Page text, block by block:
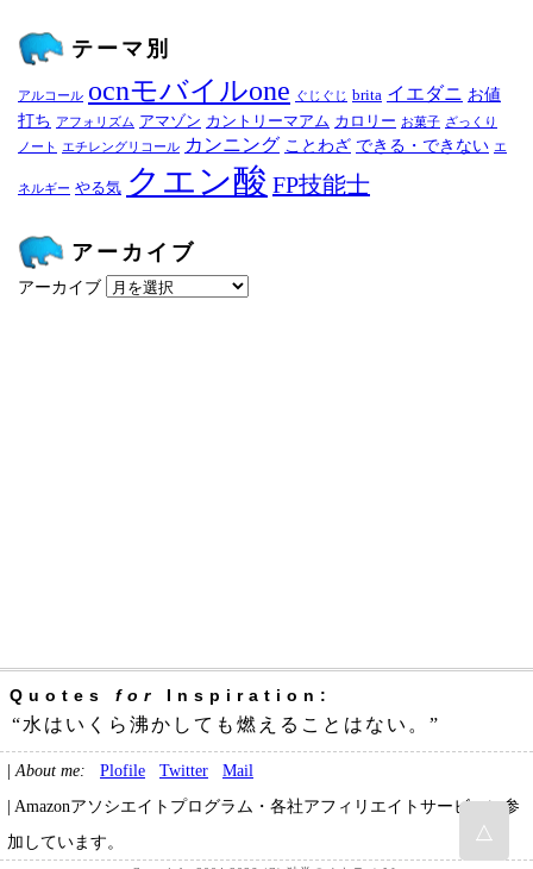
テーマ別
アルコール ocnモバイルone ぐじぐじ brita イエダニ お値
打ち アフォリズム アマゾン カントリーマアム カロリー お菓子 ざっくり
ノート
エチレングリコール カンニング ことわざ できる・できない エ
ネルギー やる気 クエン酸 FP技能士
アーカイブ
アーカイブ
Quotes for Inspiration:
“水はいくら沸かしても燃えることはない。”
| About me: Plofile Twitter
Mail
| Amazonアソシエイトプログラム・各社アフィリエイトサービスに参
加しています。
△